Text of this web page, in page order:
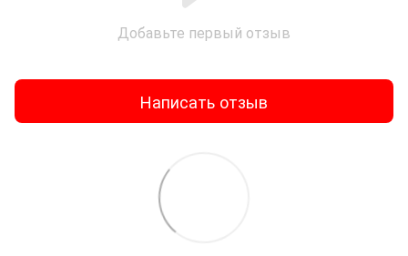
Добавьте первый отзыв
Написать отзыв